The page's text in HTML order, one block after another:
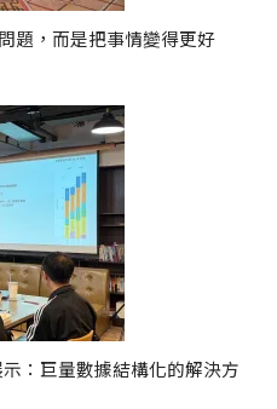
題，而是把事情變得更好
：巨量數據結構化的解決方